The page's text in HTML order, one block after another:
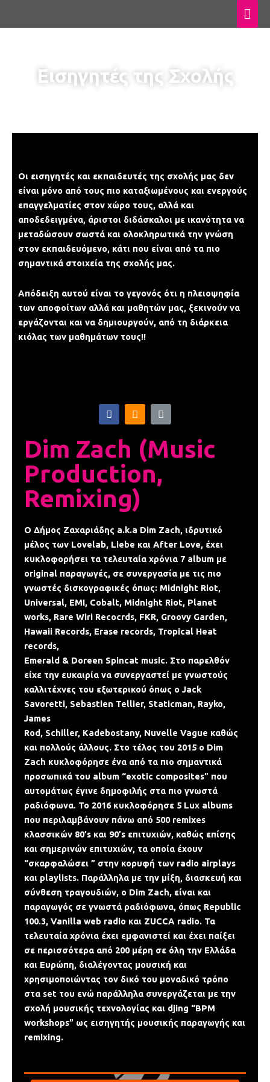
Εισηγητές της Σχολής
Οι εισηγητές και εκπαιδευτές της σχολής μας δεν
είναι μόνο από τους πιο καταξιωμένους και ενεργούς
επαγγελματίες στον χώρο τους, αλλά και
αποδεδειγμένα, άριστοι διδάσκαλοι με ικανότητα να
μεταδώσουν σωστά και ολοκληρωτικά την γνώση
στον εκπαιδευόμενο, κάτι που είναι από τα πιο
σημαντικά στοιχεία της σχολής μας.
Απόδειξη αυτού είναι το γεγονός ότι η πλειοψηφία
των αποφοίτων αλλά και μαθητών μας, ξεκινούν να
εργάζονται και να δημιουργούν, από τη διάρκεια
κιόλας των μαθημάτων τους!!
F
a
b
o
o
k
f
S
o
d
l
o
u
d
L
i
k
Dim Zach (Music
Production,
Remixing)
O Δήμος Ζαχαριάδης a.k.a Dim Zach, ιδρυτικό
μέλος των Lovelab, Liebe και After Love, έχει
κυκλοφορήσει τα τελευταία χρόνια 7 album με
original παραγωγές, σε συνεργασία με τις πιο
γνωστές δισκογραφικές όπως: Midnight Riot,
Universal, EMI, Cobalt, Midnight Riot, Planet
works, Rare Wiri Recocrds, FKR, Groovy Garden,
Hawaii Records, Erase records, Tropical Heat
records,
Emerald & Doreen Spincat music. Στο παρελθόν
είχε την ευκαιρία να συνεργαστεί με γνωστούς
καλλιτέχνες του εξωτερικού όπως ο Jack
Savoretti, Sebastien Tellier, Staticman, Rayko,
James
Rod, Schiller, Kadebostany, Nuvelle Vague καθώς
και πολλούς άλλους. Στο τέλος του 2015 ο Dim
Zach κυκλοφόρησε ένα από τα πιο σημαντικά
προσωπικά του album “exotic composites” που
αυτομάτως έγινε δημοφιλής στα πιο γνωστά
ραδιόφωνα. To 2016 κυκλοφόρησε 5 Lux albums
που περιλαμβάνουν πάνω από 500 remixes
κλασσικών 80’s και 90’s επιτυχιών, καθώς επίσης
και σημερινών επιτυχιών, τα οποία έχουν
“σκαρφαλώσει ” στην κορυφή των radio airplays
και playlists. Παράλληλα με την μίξη, διασκευή και
σύνθεση τραγουδιών, ο Dim Zach, είναι και
παραγωγός σε γνωστά ραδιόφωνα, όπως Republic
100.3, Vanilla web radio και ZUCCA radio. Τα
τελευταία χρόνια έχει εμφανιστεί και έχει παίξει
σε περισσότερα από 200 μέρη σε όλη την Ελλάδα
και Ευρώπη, διαλέγοντας μουσική και
χρησιμοποιώντας τον δικό του μοναδικό τρόπο
στα set του ενώ παράλληλα συνεργάζεται με την
σχολή μουσικής τεχνολογίας και djing “ΒPM
workshops” ως εισηγητής μουσικής παραγωγής και
remixing.